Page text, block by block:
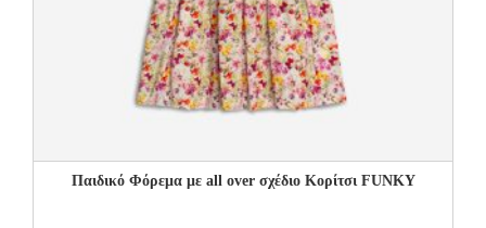
Παιδικό Φόρεμα με all over σχέδιο Κορίτσι FUNKY